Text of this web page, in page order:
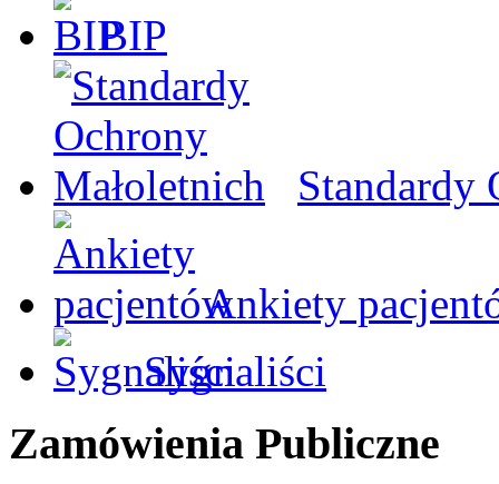
BIP
Standardy
Ankiety
Sygnaliści
Zamówienia Publiczne